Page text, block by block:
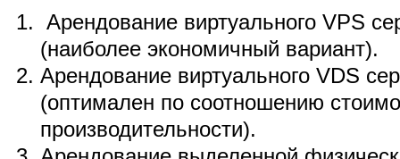
Арендование виртуального VPS
(наиболее экономичный вариант).
Арендование виртуального VDS
(оптимален по соотношению
производительности).